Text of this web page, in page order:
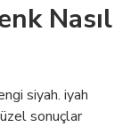
Nasıl
siyah. iyah
sonuçlar